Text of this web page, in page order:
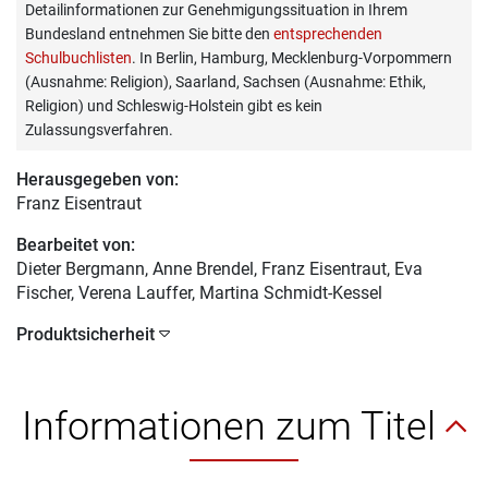
Detailinformationen zur Genehmigungssituation in Ihrem
Bundesland entnehmen Sie bitte den entsprechenden
Schulbuchlisten. In Berlin, Hamburg, Mecklenburg-Vorpommern
(Ausnahme: Religion), Saarland, Sachsen (Ausnahme: Ethik,
Religion) und Schleswig-Holstein gibt es kein
Zulassungsverfahren.
Herausgegeben von:
Franz Eisentraut
Bearbeitet von:
Dieter Bergmann, Anne Brendel, Franz Eisentraut, Eva
Fischer, Verena Lauffer, Martina Schmidt-Kessel
Produktsicherheit
Informationen zum Titel